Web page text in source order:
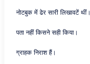
नोटबुक में ढेर सारी लिखावटें थीं।
पता नहीं किसने सही किया।
ग्राहक निराश हैं।